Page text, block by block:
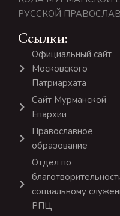
РУССКОЙ
Ссылки:
Официальный сайт
Московского
Патриархата
Сайт Мурманской
Епархии
Православное
образование
Отдел по
социальному
РПЦ